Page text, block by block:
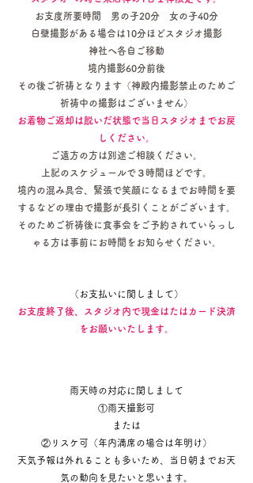
お支度所要時間 男の子20分 女の子40分
白壁撮影がある場合は10分ほどスタジオ撮影
​神社へ各自ご移動
境内撮影60分前後
その後ご祈祷となります（神殿内撮影禁止のためご
祈祷中の撮影はございません）
お着物ご返却は脱いだ状態で当日スタジオまでお戻
しください。
​ご遠方の方は別途ご相談ください。
上記のスケジュールで３時間ほどです。
境内の混み具合、緊張で笑顔になるまでお時間を要
するなどの理由で撮影が長引くことがございます。
そのためご祈祷後に食事会をご予約されていらっし
ゃる方は事前にお時間をお知らせください。
（お支払いに関しまして）
お支度終了後、スタジオ内で現金はたはカード決済
をお願いいたします。
雨天時の対応に関しまして
①雨天撮影可
​または
​②リスケ可（年内満席の場合は年明け）
天気予報は外れることも多いため、当日朝までお天
気の動向を見たいと思います。